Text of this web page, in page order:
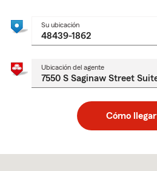
Su ubicación
Ubicación del agente
Cómo llegar
to